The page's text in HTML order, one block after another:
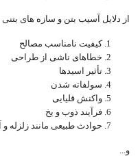
از دلایل آسیب بتن و سازه های
کیفیت نامناسب مصالح
خطاهای ناشی از طراحی
تأثیر اسیدها
سولفاته شدن
واکنش قلیایی
فرآیند ذوب و یخ
حوادث طبیعی مانند زلزله
و...